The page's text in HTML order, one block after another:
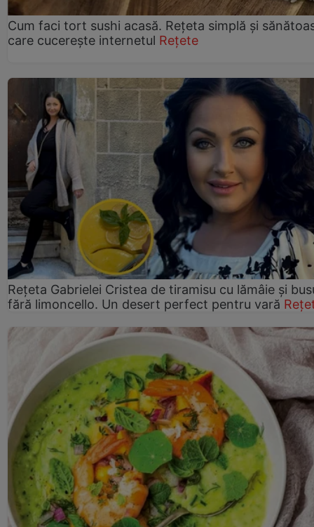
Cum faci tort sushi acasă. Rețeta simplă și
care cucerește internetul Rețete
Rețeta Gabrielei Cristea de tiramisu cu lămâie și
fără limoncello. Un desert perfect pentru vară